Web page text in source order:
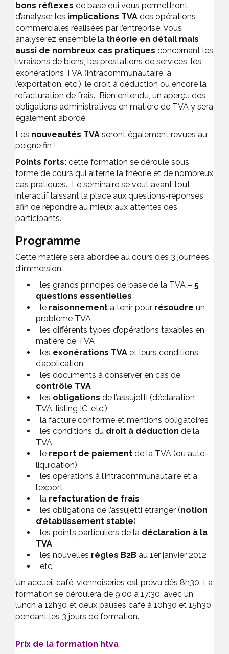
bons réflexes de base qui vous permettront
d’analyser les implications TVA des opérations
commerciales réalisées par l’entreprise. Vous
analyserez ensemble la théorie en détail mais
aussi de nombreux cas pratiques concernant les
livraisons de biens, les prestations de services, les
exonérations TVA (intracommunautaire, à
l’exportation, etc.), le droit à déduction ou encore la
refacturation de frais. Bien entendu, un aperçu des
obligations administratives en matière de TVA y sera
également abordé.
Les nouveautés TVA seront également revues au
peigne fin !
Points forts: cette formation se déroule sous
forme de cours qui alterne la théorie et de nombreux
cas pratiques. Le séminaire se veut avant tout
interactif laissant la place aux questions-réponses
afin de répondre au mieux aux attentes des
participants.
Programme
Cette matière sera abordée au cours des 3 journées
d'immersion:
les grands principes de base de la TVA – 5
questions essentielles
le raisonnement à tenir pour résoudre un
problème TVA
les différents types d’opérations taxables en
matière de TVA
les exonérations TVA et leurs conditions
d’application
les documents à conserver en cas de
contrôle TVA
les obligations de l’assujetti (déclaration
TVA, listing IC, etc.);
la facture conforme et mentions obligatoires
les conditions du droit à déduction de la
TVA
le report de paiement de la TVA (ou auto-
liquidation)
les opérations à l’intracommunautaire et à
l’export
la refacturation de frais
les obligations de l’assujetti étranger (notion
d’établissement stable)
les points particuliers de la déclaration à la
TVA
les nouvelles règles B2B au 1er janvier 2012
etc.
Un accueil café-viennoiseries est prévu dès 8h30. La
formation se déroulera de 9:00 à 17:30, avec un
lunch à 12h30 et deux pauses café à 10h30 et 15h30
pendant les 3 jours de formation.
Prix de la formation htva